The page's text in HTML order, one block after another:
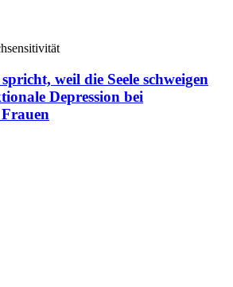
weil die Seele schweigen
Depression bei